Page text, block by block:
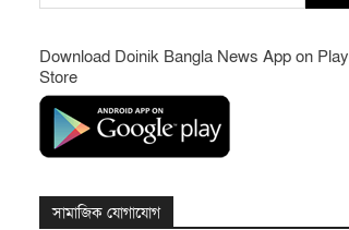
for:
Download Doinik Bangla News App on Play
Store
সামাজিক যোগাযোগ